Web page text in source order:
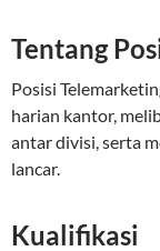
Tentang
Posisi
harian kantor,
antar divisi, serta
lancar.
Kualifikasi